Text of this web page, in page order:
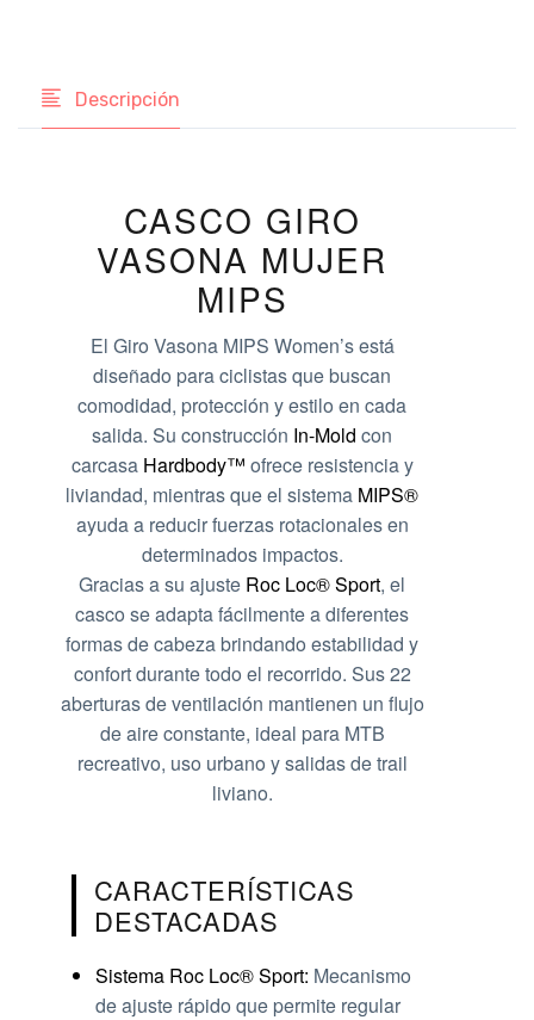
Descripción
CASCO GIRO
VASONA MUJER
MIPS
El Giro Vasona MIPS Women’s está
diseñado para ciclistas que buscan
comodidad, protección y estilo en cada
salida. Su construcción In-Mold con
carcasa Hardbody™ ofrece resistencia y
liviandad, mientras que el sistema MIPS®
ayuda a reducir fuerzas rotacionales en
determinados impactos.
Gracias a su ajuste Roc Loc® Sport, el
casco se adapta fácilmente a diferentes
formas de cabeza brindando estabilidad y
confort durante todo el recorrido. Sus 22
aberturas de ventilación mantienen un flujo
de aire constante, ideal para MTB
recreativo, uso urbano y salidas de trail
liviano.
CARACTERÍSTICAS
DESTACADAS
Sistema Roc Loc® Sport: Mecanismo
de ajuste rápido que permite regular